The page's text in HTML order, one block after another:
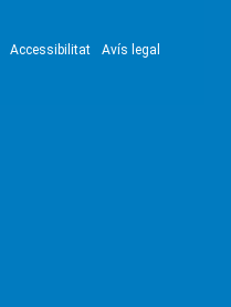
Accessibilitat Avís legal